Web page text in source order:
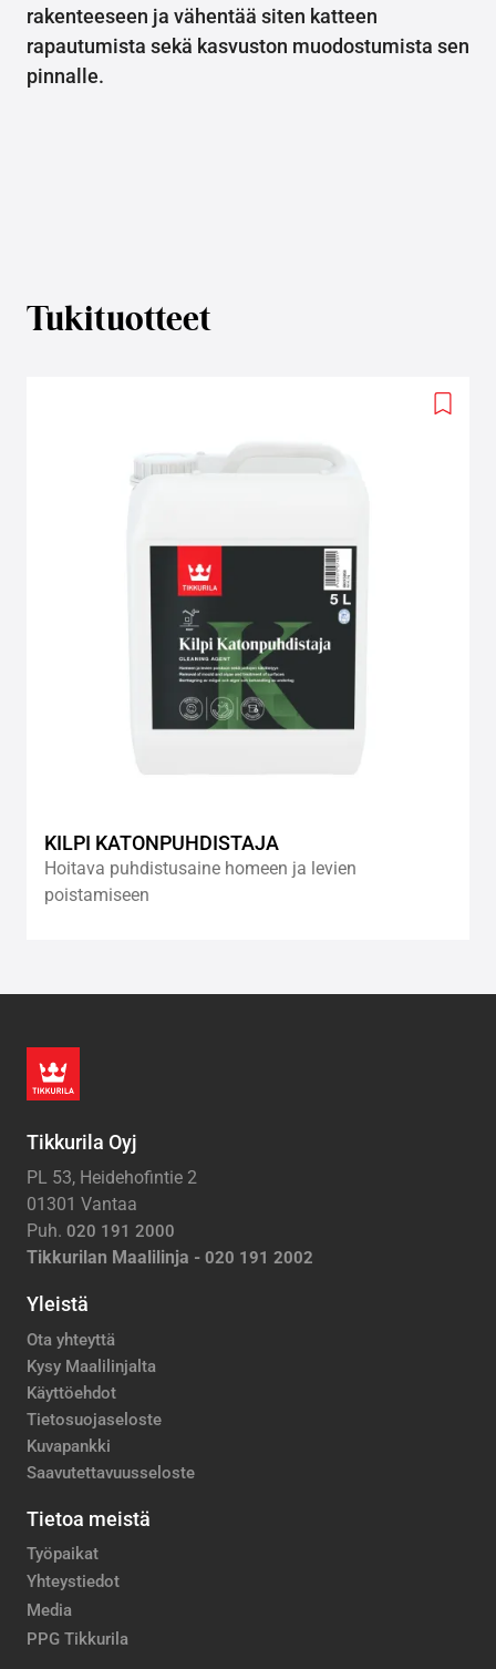
rakenteeseen ja vähentää siten katteen
rapautumista sekä kasvuston muodostumista sen
pinnalle.
Tukituotteet
Add
KILPI KATONPUHDISTAJA
Hoitava puhdistusaine homeen ja levien
poistamiseen
Tikkurila Oyj
PL 53, Heidehofintie 2
01301 Vantaa
Puh. 020 191 2000
Tikkurilan Maalilinja - 020 191 2002
Yleistä
Ota yhteyttä
Kysy Maalilinjalta
Käyttöehdot
Tietosuojaseloste
Kuvapankki
Saavutettavuusseloste
Tietoa meistä
Työpaikat
Yhteystiedot
Media
PPG Tikkurila